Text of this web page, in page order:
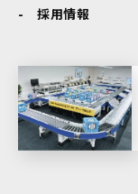
採用情報